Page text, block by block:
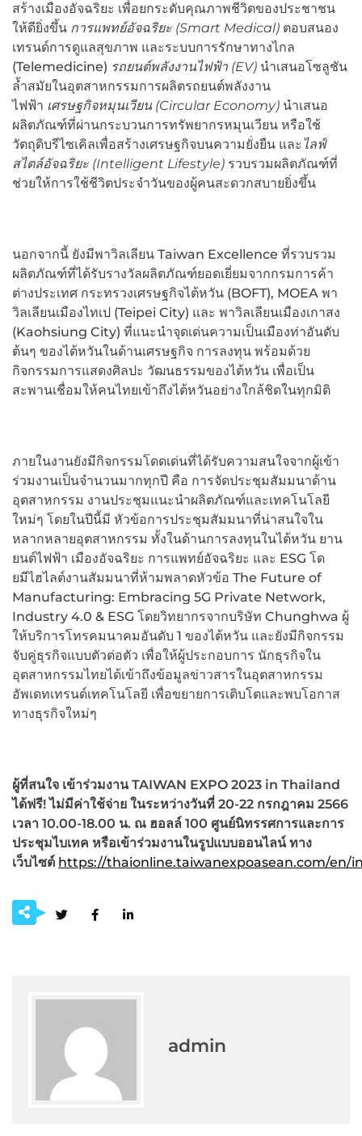
สร้างเมืองอัจฉริยะ เพื่อยกระดับคุณภาพชีวิตของประชาชน
ให้ดียิ่งขึ้น การแพทย์อัจฉริยะ (Smart Medical) ตอบสนอง
เทรนด์การดูแลสุขภาพ และระบบการรักษาทางไกล
(Telemedicine) รถยนต์พลังงานไฟฟ้า (EV) นำเสนอโซลูชัน
ล้ำสมัยในอุตสาหกรรมการผลิตรถยนต์พลังงาน
ไฟฟ้า เศรษฐกิจหมุนเวียน (Circular Economy) นำเสนอ
ผลิตภัณฑ์ที่ผ่านกระบวนการทรัพยากรหมุนเวียน หรือใช้
วัตถุดิบรีไซเคิลเพื่อสร้างเศรษฐกิจบนความยั่งยืน และ ไลฟ์
สไตล์อัจฉริยะ (Intelligent Lifestyle) รวบรวมผลิตภัณฑ์ที่
ช่วยให้การใช้ชีวิตประจำวันของผู้คนสะดวกสบายยิ่งขึ้น
นอกจากนี้ ยังมีพาวิลเลียน Taiwan Excellence ที่รวบรวม
ผลิตภัณฑ์ที่ได้รับรางวัลผลิตภัณฑ์ยอดเยี่ยมจากกรมการค้า
ต่างประเทศ กระทรวงเศรษฐกิจไต้หวัน (BOFT), MOEA พา
วิลเลียนเมืองไทเป (Teipei City) และ พาวิลเลียนเมืองเกาสง
(Kaohsiung City) ที่แนะนำจุดเด่นความเป็นเมืองท่าอันดับ
ต้นๆ ของไต้หวันในด้านเศรษฐกิจ การลงทุน พร้อมด้วย
กิจกรรมการแสดงศิลปะ วัฒนธรรมของไต้หวัน เพื่อเป็น
สะพานเชื่อมให้คนไทยเข้าถึงไต้หวันอย่างใกล้ชิดในทุกมิติ
ภายในงานยังมีกิจกรรมโดดเด่นที่ได้รับความสนใจจากผู้เข้า
ร่วมงานเป็นจำนวนมากทุกปี คือ การจัดประชุมสัมมนาด้าน
อุตสาหกรรม งานประชุมแนะนำผลิตภัณฑ์และเทคโนโลยี
ใหม่ๆ โดยในปีนี้มี หัวข้อการประชุมสัมมนาที่น่าสนใจใน
หลากหลายอุตสาหกรรม ทั้งในด้านการลงทุนในไต้หวัน ยาน
ยนต์ไฟฟ้า เมืองอัจฉริยะ การแพทย์อัจฉริยะ และ ESG โด
ยมีไฮไลต์งานสัมมนาที่ห้ามพลาดหัวข้อ The Future of
Manufacturing: Embracing 5G Private Network,
Industry 4.0 & ESG โดยวิทยากรจากบริษัท Chunghwa ผู้
ให้บริการโทรคมนาคมอันดับ 1 ของไต้หวัน และยังมีกิจกรรม
จับคู่ธุรกิจแบบตัวต่อตัว เพื่อให้ผู้ประกอบการ นักธุรกิจใน
อุตสาหกรรมไทยได้เข้าถึงข้อมูลข่าวสารในอุตสาหกรรม
อัพเดทเทรนด์เทคโนโลยี เพื่อขยายการเติบโตและพบโอกาส
ทางธุรกิจใหม่ๆ
ผู้ที่สนใจ เข้าร่วมงานTAIWAN EXPO 2023 in Thailand
ได้ฟรี! ไม่มีค่าใช้จ่าย ในระหว่างวันที่ 20-22 กรกฎาคม 2566
เวลา 10.00-18.00 น. ณ ฮอลล์ 100 ศูนย์นิทรรศการและการ
ประชุมไบเทค หรือเข้าร่วมงานในรูปแบบออนไลน์ ทาง
เว็บไซต์ https://thaionline.taiwanexpoasean.com/en/
admin